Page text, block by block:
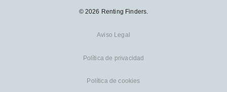
© 2026 Renting Finders.
Aviso Legal
Política de privacidad
Política de cookies